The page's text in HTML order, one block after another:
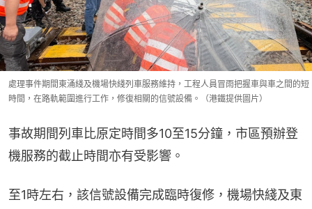
處理事件期間東涌綫及機場快綫列車服務維持，工程人員冒雨把握車與車之間的短
時間，在路軌範圍進行工作，修復相關的信號設備。（港鐵提供圖片）
事故期間列車比原定時間多10至15分鐘，市區預辦登
機服務的截止時間亦有受影響。
至1時左右，該信號設備完成臨時復修，機場快綫及東